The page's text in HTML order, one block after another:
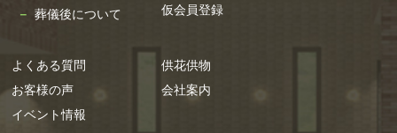
葬儀後について
仮会員登録
よくある質問
お客様の声
イベント情報
供花供物
会社案内